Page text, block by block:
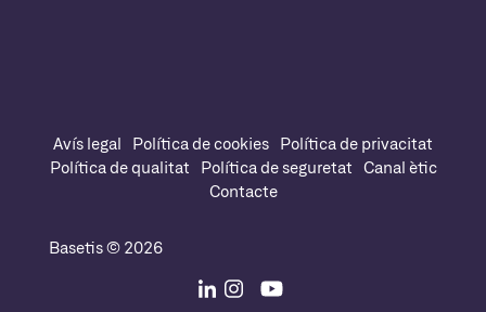
Avís legal Política de cookies
Política de privacitat
Política de qualitat
Política de seguretat
Canal ètic
Contacte
Basetis © 2026